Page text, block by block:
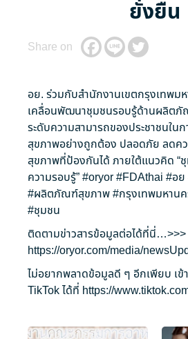
ยั่งยืน
Share on
อย. ร่วมกับสำนักงานเขตกรุงเทพม
เคลื่อนพัฒนาชุมชนรอบรู้ด้านผลิต
ระดับความสามารถของประชาชนใ
สุขภาพอย่างถูกต้อง ปลอดภัย ลดค
สุขภาพที่ป้องกันได้ ภายใต้แนวคิด “
ความรอบรู้”#oryor#FDAthai #อย
#ผลิตภัณฑ์สุขภาพ#กรุงเทพมหาน
#ชุมชน
ติดตามข่าวสารข้อมูลต่อได้ที่นี่…>>>
https://oryor.com/media/
ไม่อยากพลาดข้อมูลดี ๆ อีกเพียบ เ
TikTok ได้ที่ https://